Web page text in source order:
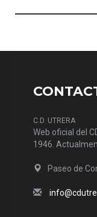
C.D. UTRERA
Web oficial del
1946.
Paseo de